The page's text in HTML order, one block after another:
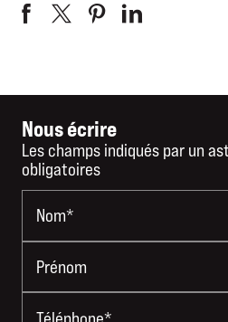
Nous écrire
Les champs indiqués par un
obligatoires
Nom*
Prénom
Téléphone*